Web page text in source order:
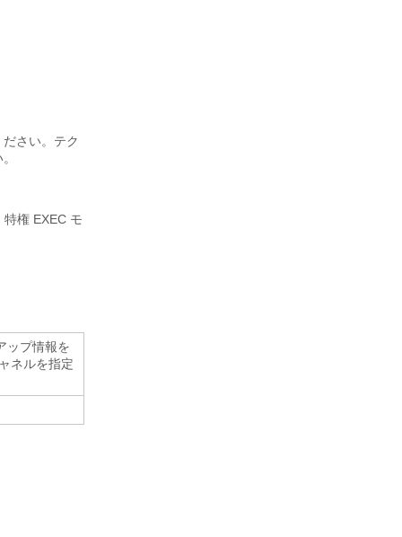
さい。テク
権 EXEC モ
ップ情報を
ネルを指定